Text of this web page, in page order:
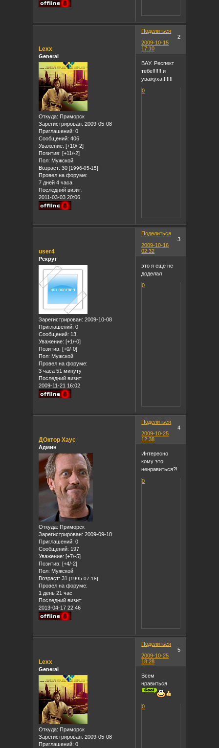
Поделиться
2
2009-10-15
17:10
Lexx
General
Откуда: Приморск
Зарегистрирован: 2009-05-08
Приглашений: 0
Сообщений: 406
Уважение: [+10/-2]
Позитив: [+11/-2]
Пол: Мужской
Возраст: 30[1996-05-15]
Провел на форуме:
7 дней 4 часа
Последний визит:
2011-03-03 20:06
ВАУ. Респект
тебе!!!!!! и
уважуха!!!!!!!
0
Поделиться
3
2009-10-16
02:32
user4
Рекрут
Зарегистрирован: 2009-10-08
Приглашений: 0
Сообщений: 13
Уважение: [+1/-0]
Позитив: [+0/-0]
Пол: Мужской
Провел на форуме:
3 часа 51 минуту
Последний визит:
2009-11-21 16:02
это я ещё не
доделал
0
Поделиться
4
2009-10-25
12:38
ДОктор Хаус
Админ
Откуда: Приморск
Зарегистрирован: 2009-09-18
Приглашений: 0
Сообщений: 197
Уважение: [+7/-5]
Позитив: [+4/-2]
Пол: Мужской
Возраст: 31[1995-07-18]
Провел на форуме:
1 день 21 час
Последний визит:
2013-04-17 22:46
Интересно
кому это
ненравиться?!
0
Поделиться
5
2009-10-25
18:28
Lexx
General
Откуда: Приморск
Зарегистрирован: 2009-05-08
Приглашений: 0
Всем
нравиться
0